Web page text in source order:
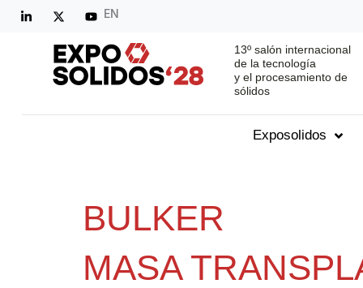
EN
13º salón internacional
de la tecnología
y el procesamiento de
sólidos
Exposolidos
BULKER
MASA